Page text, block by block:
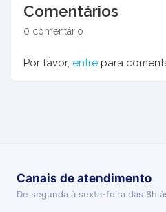
Comentários
0 comentário
Por favor, entre para
Canais de atendimento
De segunda à sexta-feira das 8h